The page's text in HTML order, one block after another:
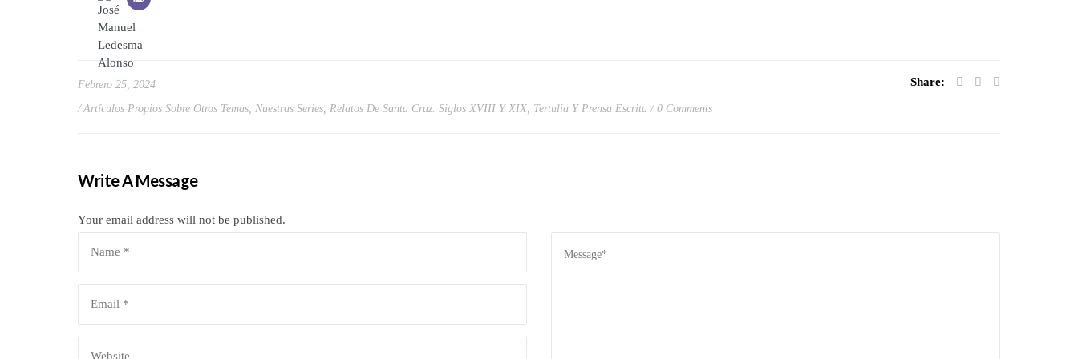
Febrero 25, 2024
Artículos Propios Sobre Otros Temas Nuestras Series Relatos De Santa Cruz. Siglos XVIII Y XIX Tertulia Y Prensa Escrita 0 Comments
Share:
Write A Message
Your email address will not be published.